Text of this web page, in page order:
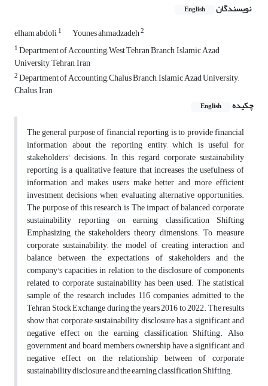
نویسندگان English
elham abdoli1 Younes ahmadzadeh2
1Department of Accounting, West Tehran Branch, Islamic Azad
University, Tehran, Iran
2Department of Accounting, Chalus Branch, Islamic Azad University,
Chalus, Iran
چکیده
English
The general purpose of financial reporting is to provide financial
information about the reporting entity, which is useful for
stakeholders' decisions. In this regard, corporate sustainability
reporting is a qualitative feature that increases the usefulness of
information and makes users make better and more efficient
investment decisions when evaluating alternative opportunities.
The purpose of this research is The impact of balanced corporate
sustainability reporting on earning classification Shifting
Emphasizing the stakeholders theory dimensions. To measure
corporate sustainability, the model of creating interaction and
balance between the expectations of stakeholders and the
company's capacities in relation to the disclosure of components
related to corporate sustainability has been used. The statistical
sample of the research includes 116 companies admitted to the
Tehran Stock Exchange during the years 2016 to 2022. The results
show that corporate sustainability disclosure has a significant and
negative effect on the earning classification Shifting. Also,
government and board members ownership have a significant and
negative effect on the relationship between of corporate
sustainability disclosure and the earning classification Shifting.